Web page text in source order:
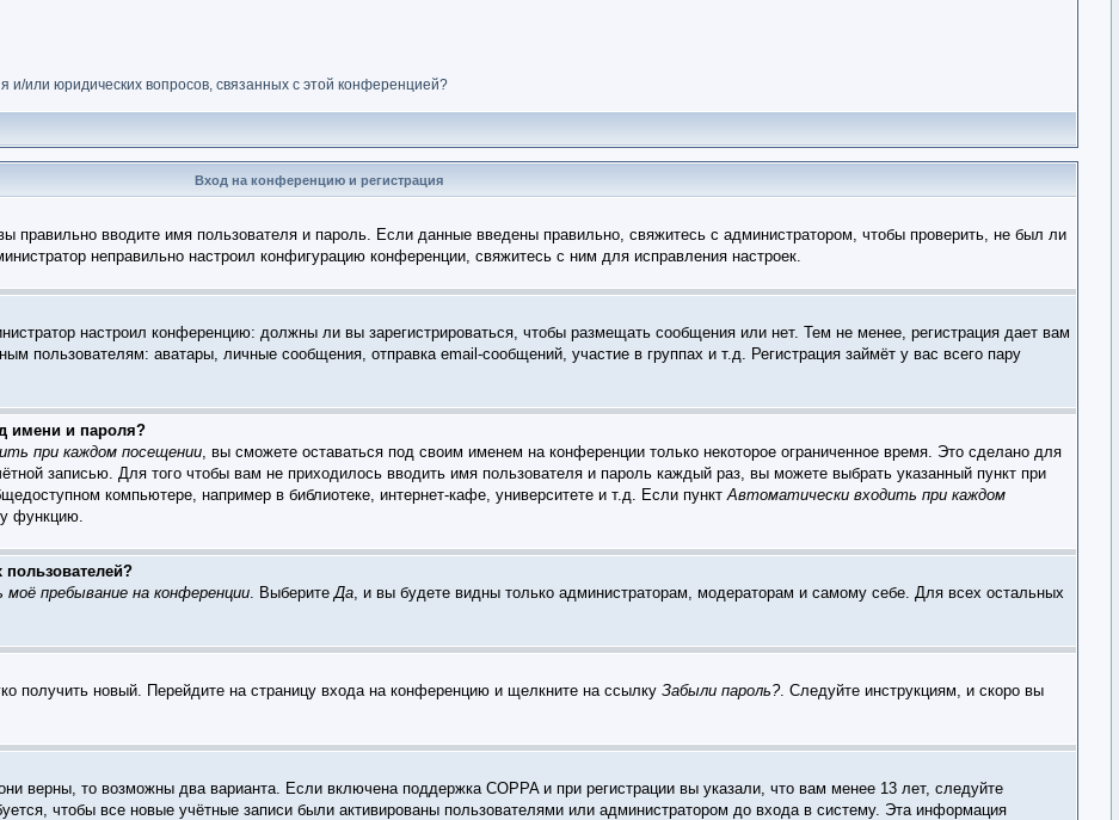
и/или юридических вопросов, связанных с этой конференцией?
Вход на конференцию и регистрация
правильно вводите имя пользователя и пароль. Если данные введены правильно, свяжитесь с администратором, чтобы проверить, не был ли
неправильно настроил конфигурацию конференции, свяжитесь с ним для исправления настроек.
настроил конференцию: должны ли вы зарегистрироваться, чтобы размещать сообщения или нет. Тем не менее, регистрация дает вам
пользователям: аватары, личные сообщения, отправка email-сообщений, участие в группах и т.д. Регистрация займёт у вас всего пару
имени и пароля?
при каждом посещении, вы сможете оставаться под своим именем на конференции только некоторое ограниченное время. Это сделано для
записью. Для того чтобы вам не приходилось вводить имя пользователя и пароль каждый раз, вы можете выбрать указанный пункт при
компьютере, например в библиотеке, интернет-кафе, университете и т.д. Если пунктАвтоматически входить при каждом
функцию.
пребывание на конференции. ВыберитеДа, и вы будете видны только администраторам, модераторам и самому себе. Для всех остальных
получить новый. Перейдите на страницу входа на конференцию и щелкните на ссылку Забыли пароль?. Следуйте инструкциям, и скоро вы
верны, то возможны два варианта. Если включена поддержка COPPA и при регистрации вы указали, что вам менее 13 лет, следуйте
чтобы все новые учётные записи были активированы пользователями или администратором до входа в систему. Эта информация